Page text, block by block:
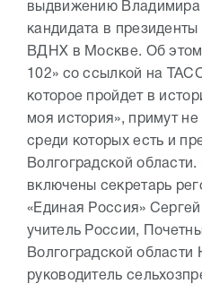
выдвижению Владимира
кандидата в
ВДНХ в Москве. Об
102» со ссылкой на
которое пройдет в
моя история», примут
среди которых есть и
Волгоградской области.
включены секретарь
«Единая Россия»
учитель России,
Волгоградской
руководитель